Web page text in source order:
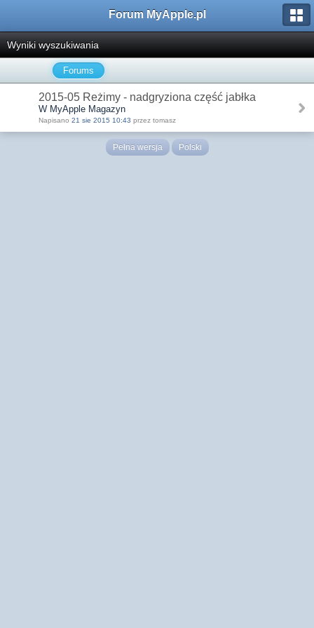
Forum MyApple.pl
Wyniki wyszukiwania
Forums
2015-05 Reżimy - nadgryziona część jabłka
W MyApple Magazyn
Napisano 21 sie 2015 10:43 przez tomasz
Pełna wersja Polski